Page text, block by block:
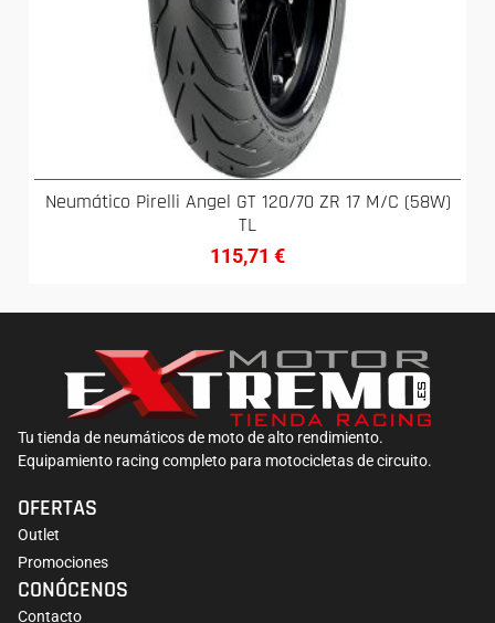
Neumático Pirelli Angel GT 120/70 ZR 17 M/C (58W)
TL
115,71 €
Tu tienda de neumáticos de moto de alto rendimiento.
Equipamiento racing completo para motocicletas de circuito.
OFERTAS
Outlet
Promociones
CONÓCENOS
Contacto